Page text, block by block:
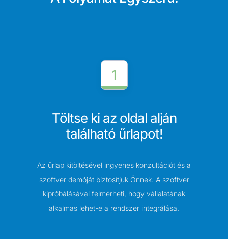
1
Töltse ki az oldal alján
található űrlapot!
Az űrlap kitöltésével ingyenes konzultációt és a
szoftver demóját biztosítjuk Önnek. A szoftver
kipróbálásával felmérheti, hogy vállalatának
alkalmas lehet-e a rendszer integrálása.